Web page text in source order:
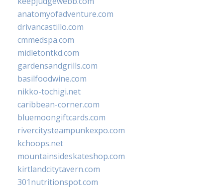
anatomyofadventure.com
drivancastillo.com
cmmedspa.com
midletontkd.com
gardensandgrills.com
basilfoodwine.com
nikko-tochigi.net
caribbean-corner.com
bluemoongiftcards.com
rivercitysteampunkexpo.com
kchoops.net
mountainsideskateshop.com
kirtlandcitytavern.com
301nutritionspot.com